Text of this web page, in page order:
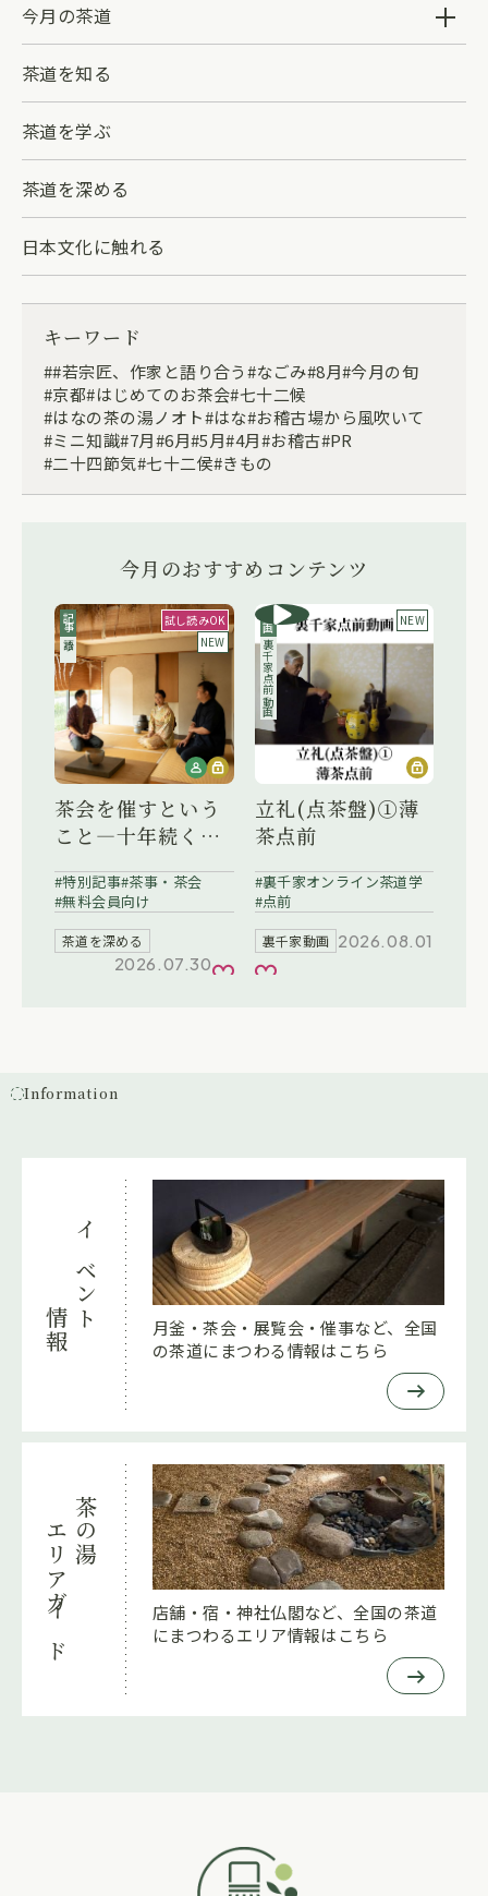
今月の茶道
茶道を知る
茶道を学ぶ
茶道を深める
日本文化に触れる
キーワード
#若宗匠、作家と語り合う なごみ 8月 今月の旬
京都 はじめてのお茶会 七十二候
はなの茶の湯ノオト はな お稽古場から風吹いて
ミニ知識 7月 6月 5月 4月 お稽古 PR
二十四節気 七十二侯 きもの
今月のおすすめコンテンツ
記事
語り
試し読みOK
NEW
茶会を催すという
こと―十年続く鵜
特別記事 茶事・茶会
無料会員向け
茶道を深める
2026.07.30
お気に入り
動画
裏千家点前動画
NEW
立礼(点茶盤)①薄
茶点前
裏千家オンライン茶道学
点前
裏千家動画 2026.08.01
お気に入り
Information
イベント
情報
月釜・茶会・展覧会・催事など、全国
の茶道にまつわる情報はこちら
茶の湯
エリアガイド
店舗・宿・神社仏閣など、全国の茶道
にまつわるエリア情報はこちら